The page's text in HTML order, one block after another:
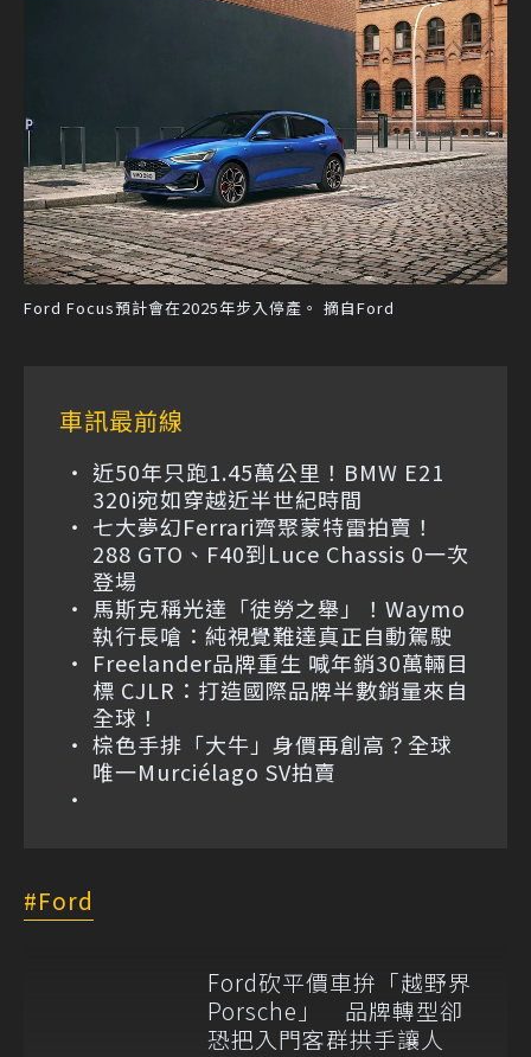
Ford Focus預計會在2025年步入停產。 摘自Ford
車訊最前線
近50年只跑1.45萬公里！BMW E21
320i宛如穿越近半世紀時間
七大夢幻Ferrari齊聚蒙特雷拍賣！
288 GTO、F40到Luce Chassis 0一次
登場
馬斯克稱光達「徒勞之舉」！Waymo
執行長嗆：純視覺難達真正自動駕駛
Freelander品牌重生 喊年銷30萬輛目
標 CJLR：打造國際品牌半數銷量來自
全球！
棕色手排「大牛」身價再創高？全球
唯一Murciélago SV拍賣
Ford
Ford砍平價車拚「越野界
Porsche」 品牌轉型卻
恐把入門客群拱手讓人